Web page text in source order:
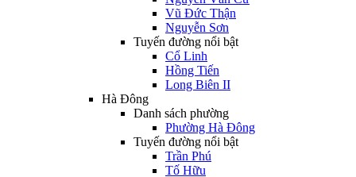
Vũ Đức Thận
Nguyễn Sơn
Tuyến đường nổi bật
Cổ Linh
Hồng Tiến
Long Biên II
Hà Đông
Danh sách phường
Phường Hà Đông
Tuyến đường nổi bật
Trần Phú
Tố Hữu